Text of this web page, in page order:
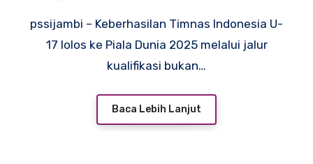
pssijambi – Keberhasilan Timnas Indonesia U-
17 lolos ke Piala Dunia 2025 melalui jalur
kualifikasi bukan…
Baca Lebih Lanjut